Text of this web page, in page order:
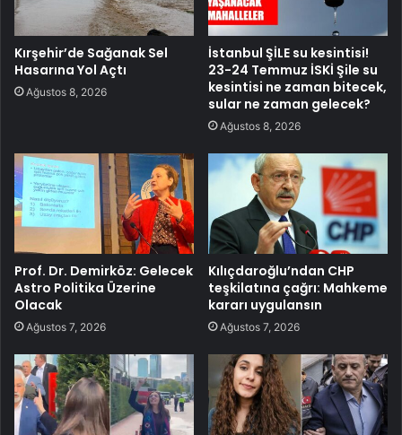
Kırşehir’de Sağanak Sel
Hasarına Yol Açtı
Ağustos 8, 2026
İstanbul ŞİLE su kesintisi!
23-24 Temmuz İSKİ Şile su
kesintisi ne zaman bitecek,
sular ne zaman gelecek?
Ağustos 8, 2026
Prof. Dr. Demirköz: Gelecek
Astro Politika Üzerine
Olacak
Ağustos 7, 2026
Kılıçdaroğlu’ndan CHP
teşkilatına çağrı: Mahkeme
kararı uygulansın
Ağustos 7, 2026